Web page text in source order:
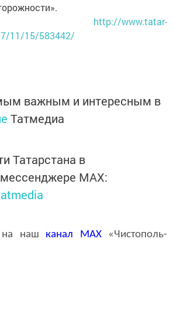
http://www.tatar-
11/15/583442/
важным и интересным в
Татмедиа
Татарстана в
MАХ:
на наш канал MAX«Чистополь-